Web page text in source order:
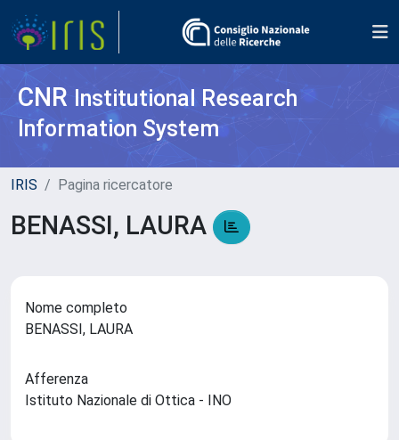
CNR Institutional Research
Information System
IRIS Pagina ricercatore
BENASSI, LAURA
Nome completo
BENASSI, LAURA
Afferenza
Istituto Nazionale di Ottica - INO